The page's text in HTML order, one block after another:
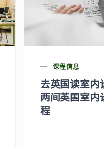
课程信息
去英国读室内
两间英国室内
程